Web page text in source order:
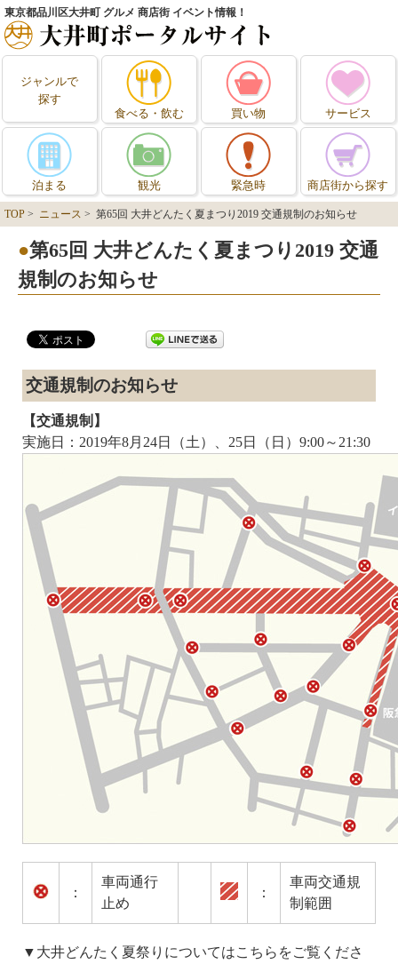
東京都品川区大井町 グルメ 商店街 イベント情報！
ジャンルで
探す
食べる・飲む
買い物 サービス
泊まる 観光 緊急時 商店街から探す
TOP > ニュース > 第65回 大井どんたく夏まつり2019 交通規制のお知らせ
第65回 大井どんたく夏まつり2019 交通
規制のお知らせ
交通規制のお知らせ
【交通規制】
実施日：2019年8月24日（土）、25日（日）9:00～21:30
：
車両通行
止め
：
車両交通規
制範囲
▼大井どんたく夏祭りについてはこちらをご覧くださ